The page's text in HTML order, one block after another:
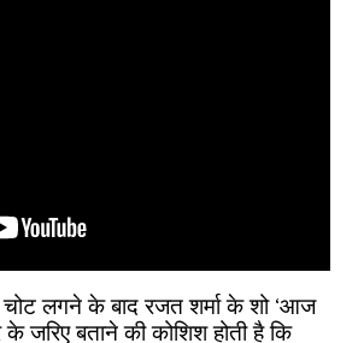
चोट लगने के बाद रजत शर्मा के शो ‘आज
जरिए बताने की कोशिश होती है कि